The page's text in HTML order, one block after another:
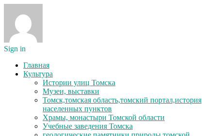
Sign in
Главная
Культура
Истории улиц Томска
Музеи, выставки
Томск,томская область,томский портал,история
населенных пунктов
Храмы, монастыри Томской области
Учебные заведения Томска